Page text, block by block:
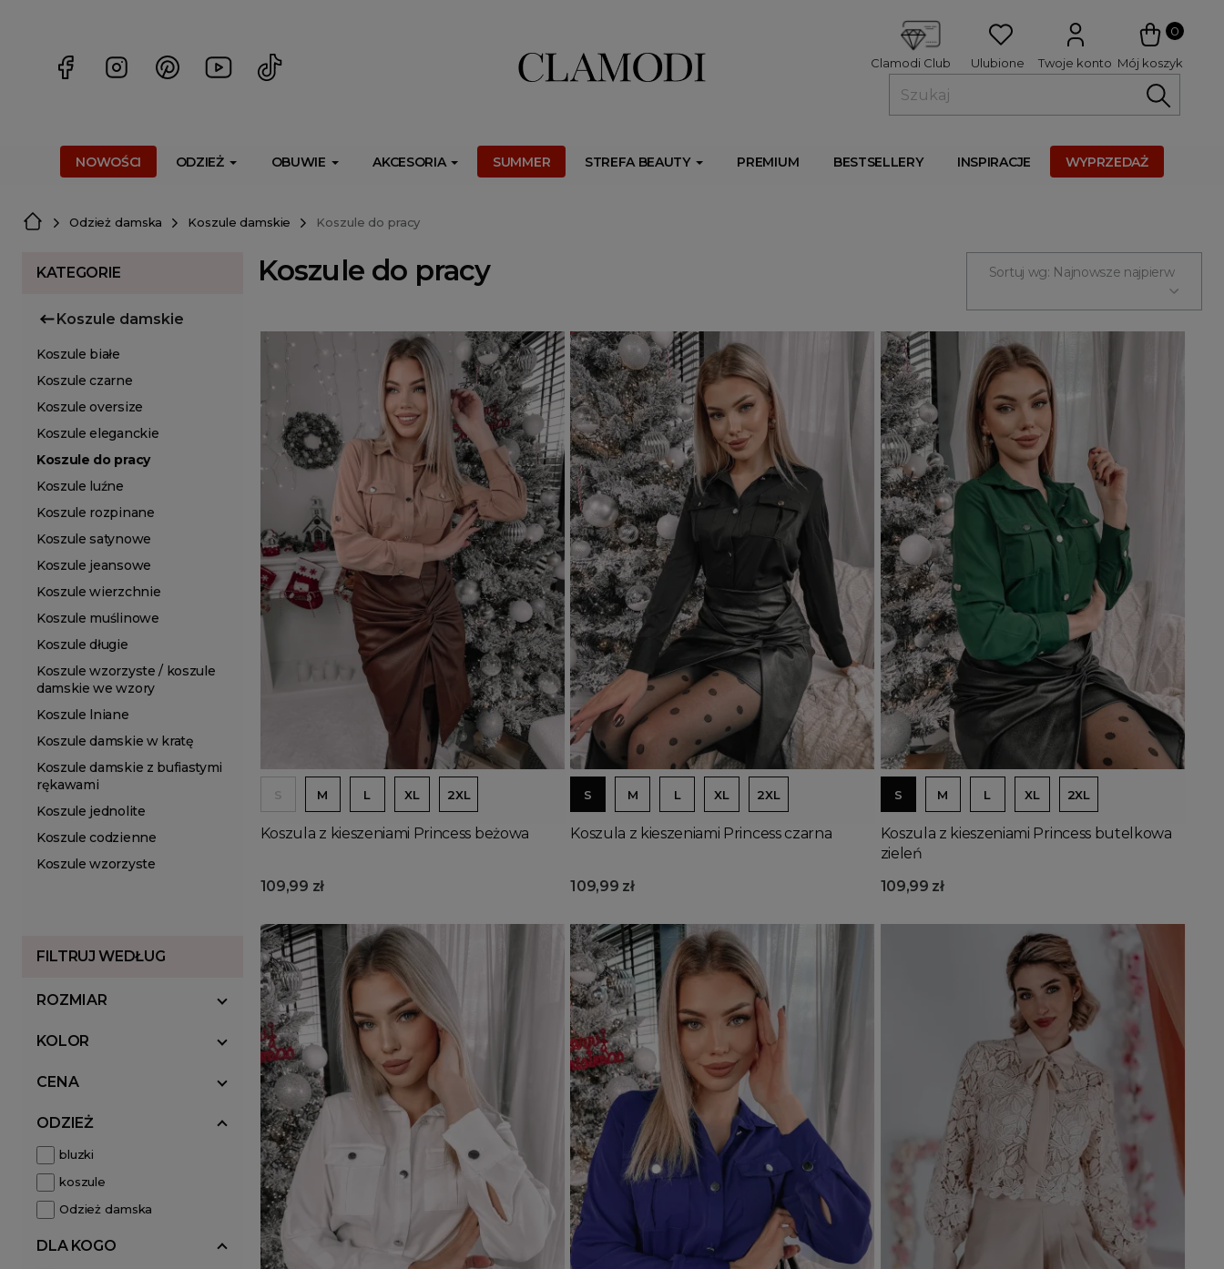
0
Mój koszyk
Twoje konto
Ulubione
Clamodi Club
NOWOŚCI ODZIEŻ OBUWIE AKCESORIA SUMMER STREFA BEAUTY PREMIUM BESTSELLERY INSPIRACJE WYPRZEDAŻ
Odzież damska Koszule damskie Koszule do pracy
KATEGORIE
Koszule damskie
Koszule białe
Koszule czarne
Koszule oversize
Koszule eleganckie
Koszule do pracy
Koszule luźne
Koszule rozpinane
Koszule satynowe
Koszule jeansowe
Koszule wierzchnie
Koszule muślinowe
Koszule długie
Koszule wzorzyste / koszule
damskie we wzory
Koszule lniane
Koszule damskie w kratę
Koszule damskie z bufiastymi
rękawami
Koszule jednolite
Koszule codzienne
Koszule wzorzyste
FILTRUJ WEDŁUG
ROZMIAR
KOLOR
CENA
ODZIEŻ
bluzki
koszule
Odzież damska
DLA KOGO
Koszule do pracy Sortuj wg: Najnowsze najpierw
Dodaj do koszyka
S M L XL 2XL
Koszula z kieszeniami Princess beżowa
109,99 zł
Dodaj do koszyka
S M L XL 2XL
Koszula z kieszeniami Princess czarna
109,99 zł
S M L XL 2XL
Koszula z kieszeniami Princess butelkowa
zieleń
109,99 zł